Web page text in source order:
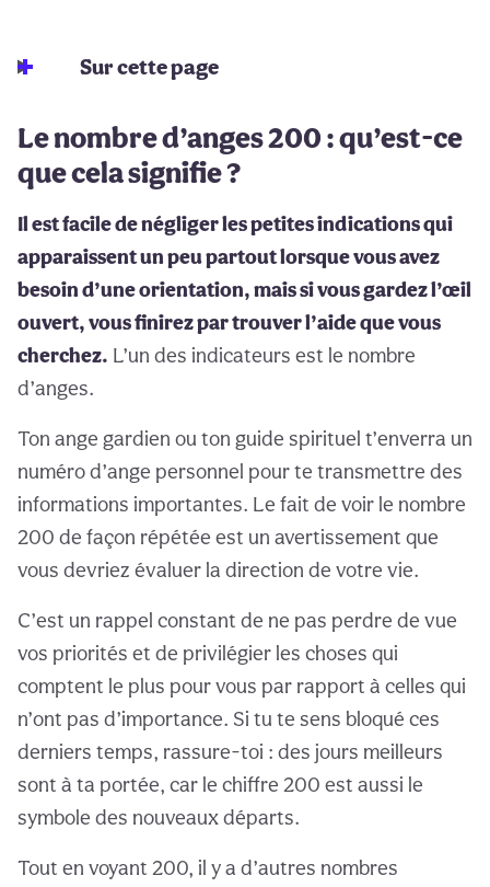
Sur cette page
Le nombre d’anges 200 : qu’est-ce
que cela signifie ?
Il est facile de négliger les petites indications qui
apparaissent un peu partout lorsque vous avez
besoin d’une orientation, mais si vous gardez l’œil
ouvert, vous finirez par trouver l’aide que vous
cherchez. L’un des indicateurs est le nombre
d’anges.
Ton ange gardien ou ton guide spirituel t’enverra un
numéro d’ange personnel pour te transmettre des
informations importantes. Le fait de voir le nombre
200 de façon répétée est un avertissement que
vous devriez évaluer la direction de votre vie.
C’est un rappel constant de ne pas perdre de vue
vos priorités et de privilégier les choses qui
comptent le plus pour vous par rapport à celles qui
n’ont pas d’importance. Si tu te sens bloqué ces
derniers temps, rassure-toi : des jours meilleurs
sont à ta portée, car le chiffre 200 est aussi le
symbole des nouveaux départs.
Tout en voyant 200, il y a d’autres nombres